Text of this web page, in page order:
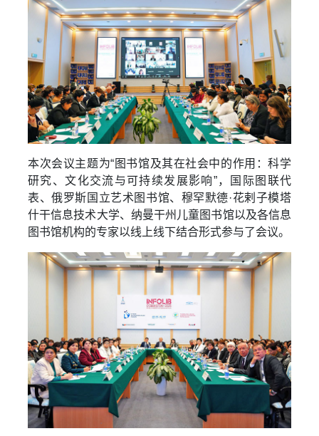
本次会议主题为“图书馆及其在社会中的作用：科学
研究、文化交流与可持续发展影响”，国际图联代
表、俄罗斯国立艺术图书馆、穆罕默德·花剌子模塔
什干信息技术大学、纳曼干州儿童图书馆以及各信息
图书馆机构的专家以线上线下结合形式参与了会议。